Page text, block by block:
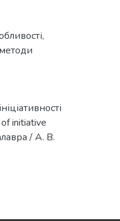
,
методи
initiative
/ А. В.